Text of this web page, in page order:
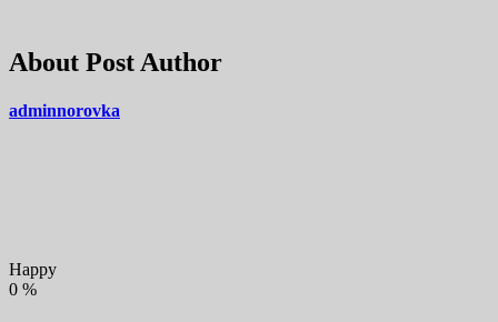
About Post Author
adminnorovka
Happy
0 %